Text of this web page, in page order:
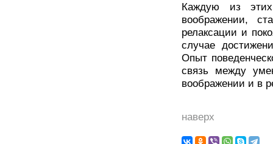
Каждую из
воображении,
релаксации и
случае
Опыт
связь между
воображении и в
наверх